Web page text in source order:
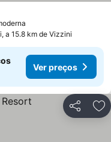
a 15.8 km de Vizzini
Ver preços
Partilhar